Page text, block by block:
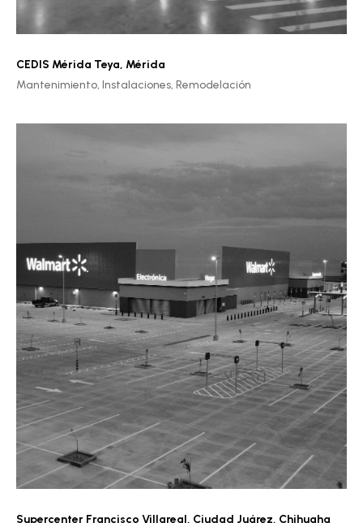
CEDIS Mérida Teya, Mérida
Mantenimiento, Instalaciones, Remodelación
Supercenter Francisco Villareal, Ciudad Juárez, Chihuaha